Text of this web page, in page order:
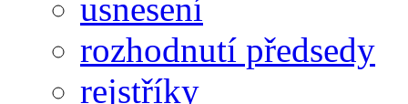
usnesení
rozhodnutí předsedy
rejstříky